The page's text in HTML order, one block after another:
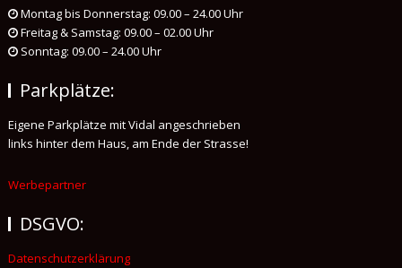
Montag bis Donnerstag: 09.00 – 24.00 Uhr
Freitag & Samstag: 09.00 – 02.00 Uhr
Sonntag: 09.00 – 24.00 Uhr
Parkplätze:
Eigene Parkplätze mit Vidal angeschrieben
links hinter dem Haus, am Ende der Strasse!
Werbepartner
DSGVO:
Datenschutzerklärung